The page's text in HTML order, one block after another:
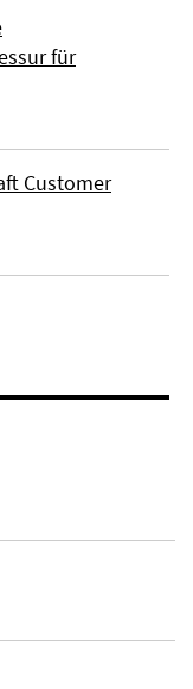
für
Customer